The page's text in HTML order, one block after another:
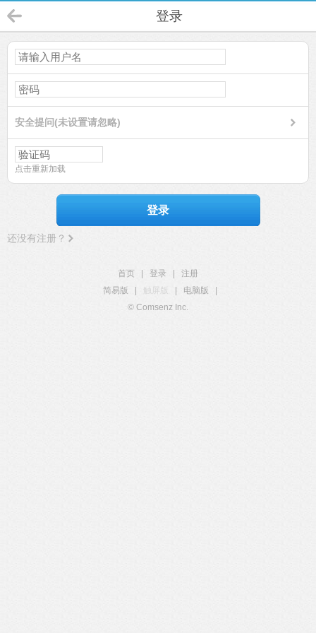
登录
安全提问(未设置请忽略)
点击重新加载
登录
还没有注册？
首页 登录
注册
简易版
触屏版 电脑版
© Comsenz Inc.